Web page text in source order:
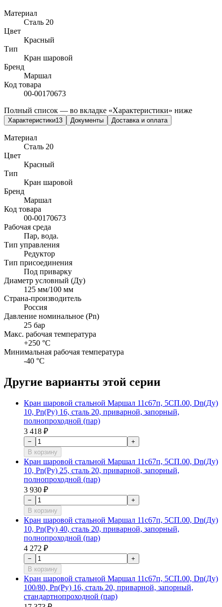
Материал
Сталь 20
Цвет
Красный
Тип
Кран шаровой
Бренд
Маршал
Код товара
00-00170673
Полный список — во вкладке «Характеристики» ниже
Характеристики13 Документы Доставка и оплата
Материал
Сталь 20
Цвет
Красный
Тип
Кран шаровой
Бренд
Маршал
Код товара
00-00170673
Рабочая среда
Пар, вода.
Тип управления
Редуктор
Тип присоединения
Под приварку
Диаметр условный (Ду)
125 мм/100 мм
Страна-производитель
Россия
Давление номинальное (Pn)
25 бар
Макс. рабочая температура
+250 °C
Минимальная рабочая температура
-40 °C
Другие варианты этой серии
Кран шаровой стальной Маршал 11с67п, 5СП.00, Dn(Ду)
10, Рn(Ру) 16, сталь 20, приварной, запорный,
полнопроходной (пар)
3 418 ₽
−
+
В корзину
Кран шаровой стальной Маршал 11с67п, 5СП.00, Dn(Ду)
10, Рn(Ру) 25, сталь 20, приварной, запорный,
полнопроходной (пар)
3 930 ₽
−
+
В корзину
Кран шаровой стальной Маршал 11с67п, 5СП.00, Dn(Ду)
10, Рn(Ру) 40, сталь 20, приварной, запорный,
полнопроходной (пар)
4 272 ₽
−
+
В корзину
Кран шаровой стальной Маршал 11с67п, 5СП.00, Dn(Ду)
100/80, Рn(Ру) 16, сталь 20, приварной, запорный,
стандартнопроходной (пар)